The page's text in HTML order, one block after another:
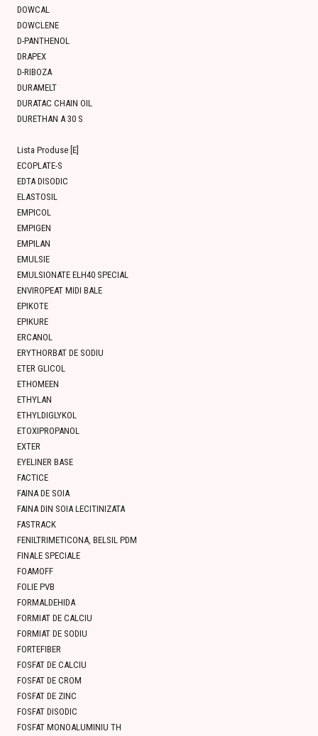
DOWCAL
DOWCLENE
D-PANTHENOL
DRAPEX
D-RIBOZA
DURAMELT
DURATAC CHAIN OIL
DURETHAN A 30 S
Lista Produse [E]
ECOPLATE-S
EDTA DISODIC
ELASTOSIL
EMPICOL
EMPIGEN
EMPILAN
EMULSIE
EMULSIONATE ELH40 SPECIAL
ENVIROPEAT MIDI BALE
EPIKOTE
EPIKURE
ERCANOL
ERYTHORBAT DE SODIU
ETER GLICOL
ETHOMEEN
ETHYLAN
ETHYLDIGLYKOL
ETOXIPROPANOL
EXTER
EYELINER BASE
FACTICE
FAINA DE SOIA
FAINA DIN SOIA LECITINIZATA
FASTRACK
FENILTRIMETICONA, BELSIL PDM
FINALE SPECIALE
FOAMOFF
FOLIE PVB
FORMALDEHIDA
FORMIAT DE CALCIU
FORMIAT DE SODIU
FORTEFIBER
FOSFAT DE CALCIU
FOSFAT DE CROM
FOSFAT DE ZINC
FOSFAT DISODIC
FOSFAT MONOALUMINIU TH